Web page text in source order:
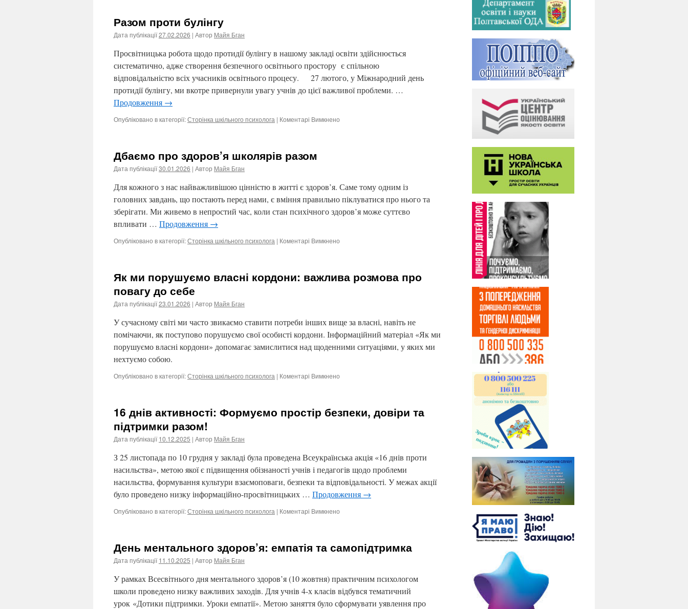
Разом проти булінгу
Дата публікації27.02.2026 | Автор Майя Бган
Просвітницька робота щодо протидії булінгу в нашому закладі освіти здійснюється
систематично, адже створення безпечного освітнього простору є спільною
відповідальністю всіх учасників освітнього процесу. 27 лютого, у Міжнародний день
протидії булінгу, ми вкотре привернули увагу учнів до цієї важливої проблеми. …
Продовження →
Опубліковано в категорії:Сторінка шкільного психолога | Коментарі Вимкнено
Дбаємо про здоров’я школярів разом
Дата публікації30.01.2026 | Автор Майя Бган
Для кожного з нас найважливішою цінністю в житті є здоров’я. Саме тому одним із
головних завдань, що постають перед нами, є вміння правильно піклуватися про нього та
зберігати. Ми живемо в непростий час, коли стан психічного здоров’я може суттєво
впливати … Продовження →
Опубліковано в категорії:Сторінка шкільного психолога | Коментарі Вимкнено
школярів
Як ми порушуємо власні кордони: важлива розмова про
повагу до себе
Дата публікації23.01.2026 | Автор Майя Бган
У сучасному світі ми часто звикаємо ставити потреби інших вище за власні, навіть не
помічаючи, як поступово порушуємо свої особисті кордони. Інформаційний матеріал «Як ми
порушуємо власні кордони» допомагає замислитися над щоденними ситуаціями, у яких ми
нехтуємо собою.
Опубліковано в категорії:Сторінка шкільного психолога | Коментарі Вимкнено
власні
повагу
до
16 днів активності: Формуємо простір безпеки, довіри та
підтримки разом!
Дата публікації 10.12.2025 | Автор Майя Бган
З 25 листопада по 10 грудня у закладі була проведена Всеукраїнська акція «16 днів проти
насильства», метою якої є підвищення обізнаності учнів і педагогів щодо проблеми
насильства, формування культури взаємоповаги, безпеки та відповідальності. У межах акції
було проведено низку інформаційно-просвітницьких … Продовження →
Опубліковано в категорії:Сторінка шкільного психолога | Коментарі Вимкнено
Формуємо
та
підтримки
разом!
День ментального здоров’я: емпатія та самопідтримка
Дата публікації 11.10.2025 | Автор Майя Бган
У рамках Всесвітнього дня ментального здоров’я (10 жовтня) практичним психологом
школи проведено низку важливих заходів. Для учнів 4-х класів відбувся тематичний
урок «Дотики підтримки. Уроки емпатії». Метою заняття було сформувати уявлення про